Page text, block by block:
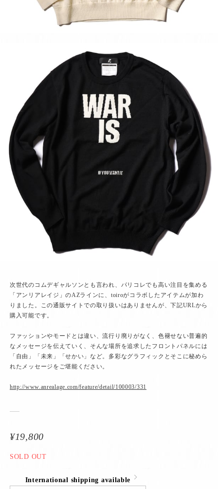
次世代のコムデギャルソンとも言われ、パリコレでも高い注目を集める
「アンリアレイジ」のAZラインに、toiroがコラボしたアイテムが加わ
りました。この通販サイトでの取り扱いはありませんが、下記URLから
購入可能です。
ファッションやモードとは違い、流行り廃りがなく、色褪せない普遍的
なメッセージを伝えていく、そんな場所を追求したフロントパネルには
「自由」「未来」「せかい」など。多彩なグラフィックとそこに秘めら
れたメッセージをご堪能ください。
http://www.anrealage.com/feature/detail/100003/331
¥19,800
SOLD OUT
International shipping available